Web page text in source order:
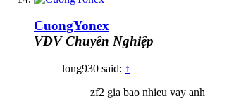
CuongYonex
VĐV Chuyên Nghiệp
long930 said: ↑
zf2 gia bao nhieu vay anh